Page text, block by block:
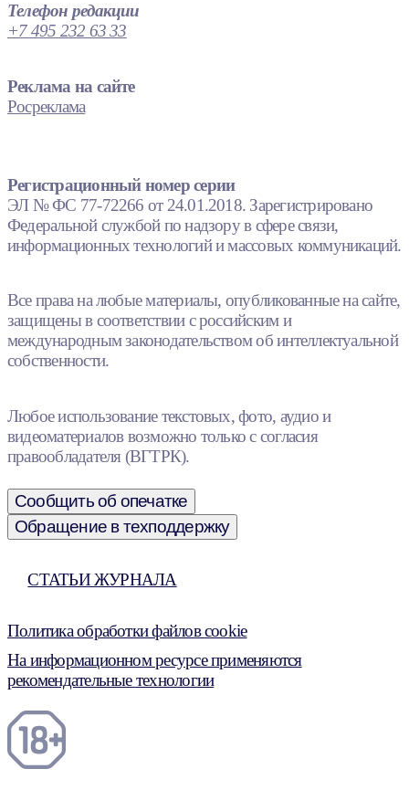
Телефон редакции
+7 495 232 63 33
Реклама на сайте
Росреклама
Регистрационный номер серии
ЭЛ № ФС 77-72266 от 24.01.2018. Зарегистрировано
Федеральной службой по надзору в сфере связи,
информационных технологий и массовых коммуникаций.
Все права на любые материалы, опубликованные на сайте,
защищены в соответствии с российским и
международным законодательством об интеллектуальной
собственности.
Любое использование текстовых, фото, аудио и
видеоматериалов возможно только с согласия
правообладателя (ВГТРК).
Сообщить об опечатке
Обращение в техподдержку
СТАТЬИ ЖУРНАЛА
Политика обработки файлов cookie
На информационном ресурсе применяются
рекомендательные технологии